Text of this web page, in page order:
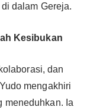
dalam Gereja.
Kesibukan
dan
mengakhiri
meneduhkan. Ia